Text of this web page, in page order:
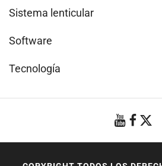
Sistema lenticular
Software
Tecnología